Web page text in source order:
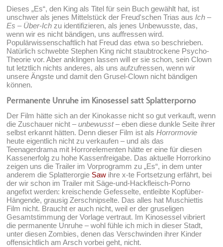
Dieses „Es“, den King als Titel für sein Buch gewählt hat, ist
unschwer als jenes Mittelstück der Freud'schen Trias aus Ich –
Es – Über-Ich zu identifizieren, als jenes Unbewusste, das,
wenn wir es nicht bändigen, uns auffressen wird.
Populärwissenschaftlich hat Freud das etwa so beschrieben.
Natürlich schwebte Stephen King nicht staubtrockene Psycho-
Theorie vor. Aber anklingen lassen will er sie schon, sein Clown
tut letztlich nichts anderes, als uns aufzufressen, wenn wir
unsere Ängste und damit den Grusel-Clown nicht bändigen
können.
Permanente Unruhe im Kinosessel satt Splatterporno
Der Film hätte sich an der Kinokasse nicht so gut verkauft, wenn
die Zuschauer nicht –unbewusst– eben diese dunkle Seite ihrer
selbst erkannt hätten. Denn dieser Film ist alsHorrormovie
heute eigentlich nicht zu verkaufen – und als das
Teenagerdrama mit Horrorelementen hätte er eine für diesen
Kassenerfolg zu hohe Kassenfreigabe. Das aktuelle Horrorkino
zeigen uns die Trailer im Vorprogramm zu „Es“, in dem unter
anderem die Splatterorgie Saw ihre x-te Fortsetzung erfährt, bei
der wir schon im Trailer mit Säge-und-Hackfleisch-Porno
angefixt werden: kreischende Gefesselte, entleibte Kopfüber-
Hängende, grausig Zerschnipselte. Das alles hat Muschiettis
Film nicht. Braucht er auch nicht, weil er der gruseligen
Gesamtstimmung der Vorlage vertraut. Im Kinosessel vibriert
die permanente Unruhe – wohl fühle ich mich in dieser Stadt,
unter diesen Zombies, denen das Verschwinden ihrer Kinder
offensichtlich am Arsch vorbei geht, nicht.